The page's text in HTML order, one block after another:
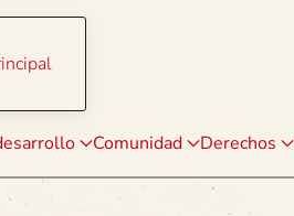
Comunidad Derechos